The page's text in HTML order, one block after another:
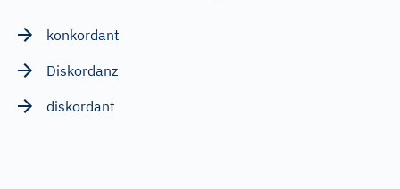
konkordant
Diskordanz
diskordant